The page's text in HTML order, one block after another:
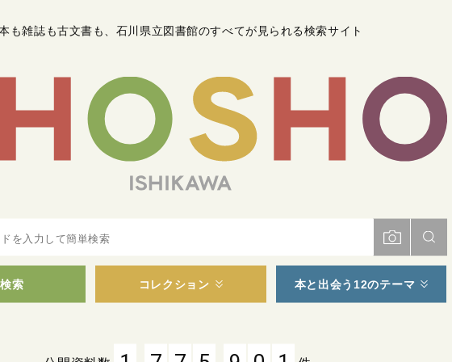
も雑誌も古文書も 石川県立図書館のすべてが見られる検索サイト
索 コレクション 本と出会う12のテーマ